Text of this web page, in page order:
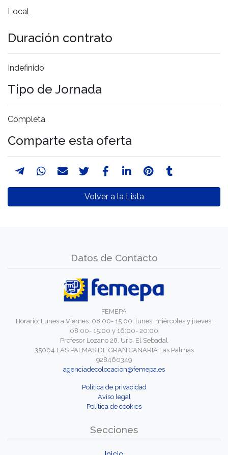
Local
Duración contrato
Indefinido
Tipo de Jornada
Completa
Comparte esta oferta
Volver a la Lista
Datos de Contacto
FEMEPA
Horario: Lunes a Viernes: 08:00- 15:00; lunes, miércoles y jueves:
08:00- 15:00 y 16:00- 20:00
Profesor Lozano 28. Urb. El Sebadal
35004 LAS PALMAS DE GRAN CANARIA Las Palmas
928460349
agenciadecolocacion@femepa.es
Política de privacidad
Aviso legal
Política de cookies
Secciones